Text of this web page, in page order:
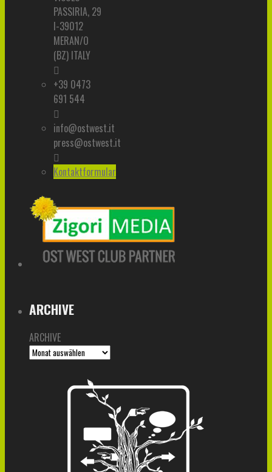
PASSIRIA, 29
I-39012
MERAN/O
(BZ) ITALY
+39 0473
691 544
info@ostwest.it
press@ostwest.it
Kontaktformular
ARCHIVE
ARCHIVE